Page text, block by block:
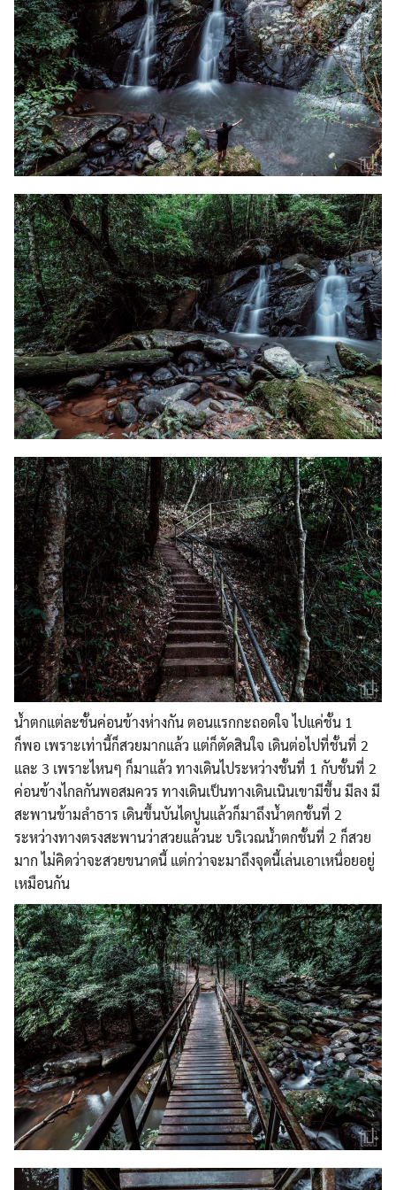
น้ำตกแต่ละชั้นค่อนข้างห่างกัน ตอนแรกกะถอดใจ ไปแค่ชั้น 1
ก็พอ เพราะเท่านี้ก็สวยมากแล้ว แต่ก็ตัดสินใจ เดินต่อไปที่ชั้นที่ 2
และ 3 เพราะไหนๆ ก็มาแล้ว ทางเดินไประหว่างชั้นที่ 1 กับชั้นที่ 2
ค่อนข้างไกลกันพอสมควร ทางเดินเป็นทางเดินเนินเขามีขึ้น มีลง มี
สะพานข้ามลำธาร เดินขึ้นบันไดปูนแล้วก็มาถึงน้ำตกชั้นที่ 2
ระหว่างทางตรงสะพานว่าสวยแล้วนะ บริเวณน้ำตกชั้นที่ 2 ก็สวย
มาก ไม่คิดว่าจะสวยขนาดนี้ แต่กว่าจะมาถึงจุดนี้เล่นเอาเหนื่อยอยู่
เหมือนกัน